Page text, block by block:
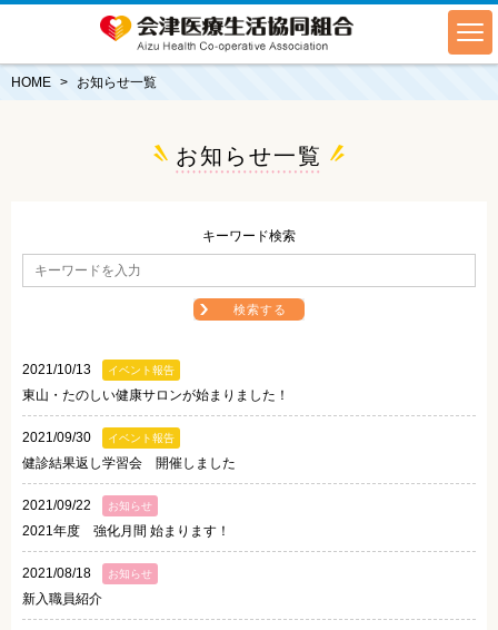
HOME お知らせ一覧
お知らせ一覧
キーワード検索
検索する
2021/10/13 イベント報告
東山・たのしい健康サロンが始まりました！
2021/09/30 イベント報告
健診結果返し学習会 開催しました
2021/09/22 お知らせ
2021年度 強化月間 始まります！
2021/08/18 お知らせ
新入職員紹介